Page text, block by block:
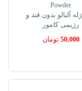
حلوا ارده بدون قند و
رژیمی کامور
210,000
تومان